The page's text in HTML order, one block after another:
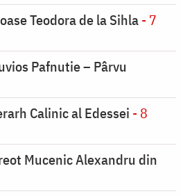
Teodora de la Sihla- 7
Pafnutie – Pârvu
Calinic al Edessei - 8
Mucenic Alexandru din